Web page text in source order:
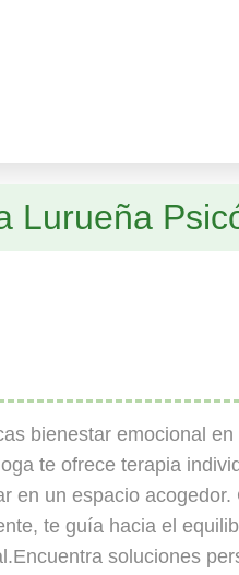
Lurueña
bienestar emocional
te ofrece terapia
en un espacio acogedor.
te guía hacia el
soluciones